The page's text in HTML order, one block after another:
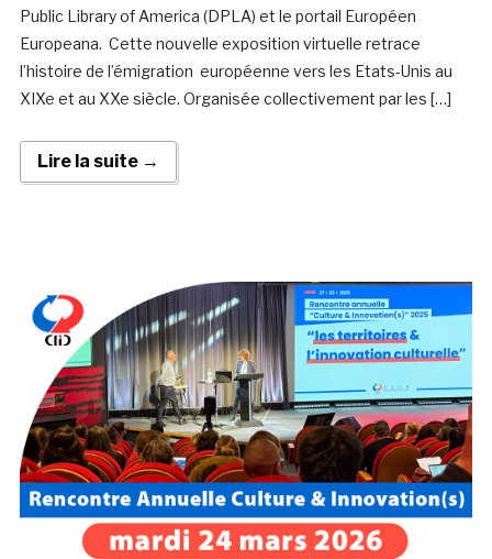
Public Library of America (DPLA) et le portail Européen
Europeana. Cette nouvelle exposition virtuelle retrace
l’histoire de l’émigration européenne vers les Etats-Unis au
XIXe et au XXe siècle. Organisée collectivement par les […]
Lire la suite →